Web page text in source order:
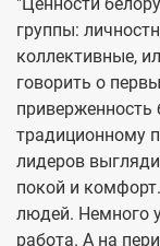
"Ценности
группы:
коллективные,
говорить о
приверженность
традиционному
лидеров
покой и
людей. Немного
работа. А на